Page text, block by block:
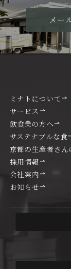
メー
ミナトについて
サービス
飲食業の方へ
サステナブルな食
京都の生産者さん
採用情報
会社案内
お知らせ